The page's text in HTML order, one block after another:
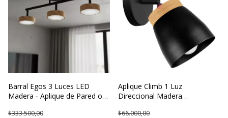
Barral Egos 3 Luces LED
Madera - Aplique de Pared o
$333.500,00
Aplique Climb 1 Luz
Direccional Madera
$66.000,00